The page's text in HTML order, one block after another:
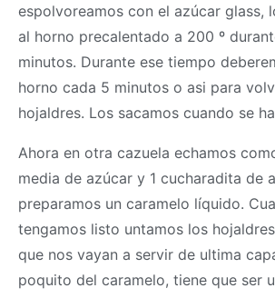
espolvoreamos con el azúcar glass,
al horno precalentado a 200 º
minutos. Durante ese tiempo
horno cada 5 minutos o asi para
hojaldres. Los sacamos cuando se
Ahora en otra cazuela echamos
media de azúcar y 1 cucharadita de
preparamos un caramelo líquido.
tengamos listo untamos los
que nos vayan a servir de ultima
poquito del caramelo, tiene que ser